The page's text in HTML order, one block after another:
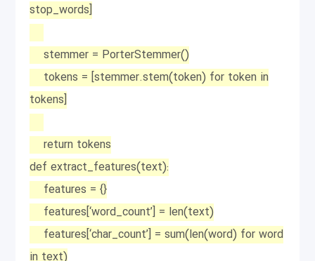
stop_words]
stemmer = PorterStemmer()
tokens = [stemmer.stem(token) for token in
tokens]
return tokens
def extract_features(text):
features = {}
features[‘word_count’] = len(text)
features[‘char_count’] = sum(len(word) for word
in text)